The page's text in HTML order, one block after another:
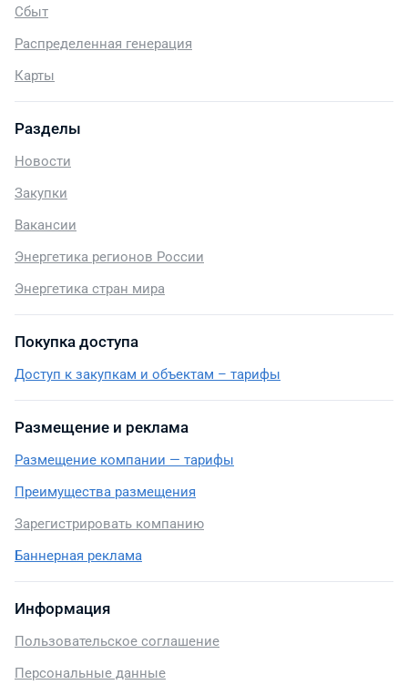
Сбыт
Распределенная генерация
Карты
Разделы
Новости
Закупки
Вакансии
Энергетика регионов России
Энергетика стран мира
Покупка доступа
Доступ к закупкам и объектам – тарифы
Размещение и реклама
Размещение компании — тарифы
Преимущества размещения
Зарегистрировать компанию
Баннерная реклама
Информация
Пользовательское соглашение
Персональные данные